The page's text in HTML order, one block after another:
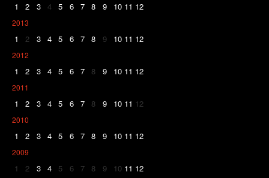
1 2 3 4 5 6 7 8 9 10 11 12
2013
1 2 3 4 5 6 7 8 9 10 11 12
2012
1 2 3 4 5 6 7 8 9 10 11 12
2011
1 2 3 4 5 6 7 8 9 10 11 12
2010
1 2 3 4 5 6 7 8 9 10 11 12
2009
1 2 3 4 5 6 7 8 9 10 11 12